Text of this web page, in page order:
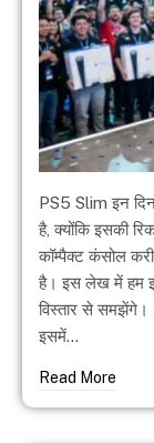
PS5 Slim इन
है, क्योंकि इसकी
कॉम्पैक्ट कंसोल
है। इस लेख में हम
विस्तार से समझेंगे।
इसमें…
Read More